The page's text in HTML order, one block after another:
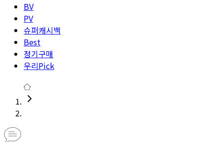
BV
PV
슈퍼캐시백
Best
정기구매
우리Pick